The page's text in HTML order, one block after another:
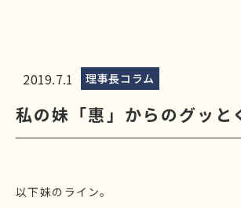
2019.7.1 理事長コラム
私の妹「惠」からのグッと
以下妹のライン。